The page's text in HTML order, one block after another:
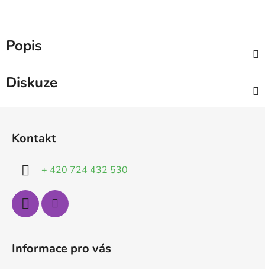
Popis
Diskuze
Kontakt
+ 420 724 432 530
Informace pro vás